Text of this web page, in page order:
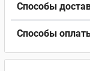
Способы
Способы